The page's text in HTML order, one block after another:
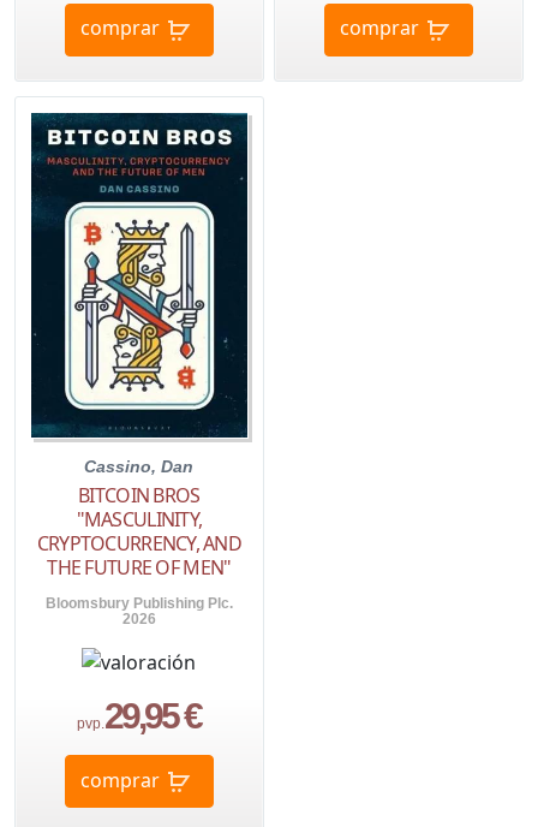
comprar comprar
Cassino, Dan
BITCOIN BROS
"MASCULINITY,
CRYPTOCURRENCY, AND
THE FUTURE OF MEN"
Bloomsbury Publishing Plc.
2026
pvp.29,95 €
comprar